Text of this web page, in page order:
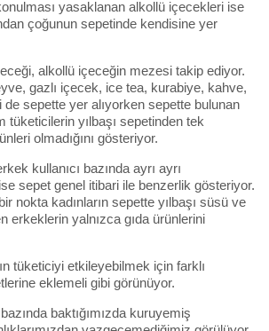
yasaklanan alkollü içecekleri ise
çoğunun sepetinde kendisine yer
alkollü içeceğin mezesi takip ediyor.
gazlı içecek, ice tea, kurabiye, kahve,
de sepette yer alıyorken sepette bulunan
tüketicilerin yılbaşı sepetinden tek
olmadığını gösteriyor.
kullanıcı bazında ayrı ayrı
sepet genel itibari ile benzerlik gösteriyor.
nokta kadınların sepette yılbaşı süsü ve
erkeklerin yalnızca gıda ürünlerini
tüketiciyi etkileyebilmek için farklı
eklemeli gibi görünüyor.
baktığımızda kuruyemiş